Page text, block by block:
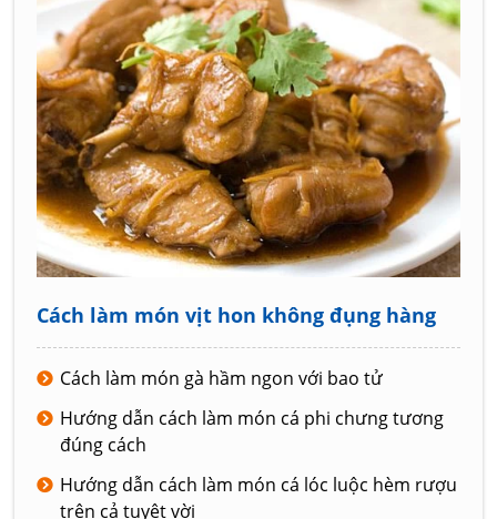
Cách làm món vịt hon không đụng hàng
Cách làm món gà hầm ngon với bao tử
Hướng dẫn cách làm món cá phi chưng tương
đúng cách
Hướng dẫn cách làm món cá lóc luộc hèm rượu
trên cả tuyệt vời